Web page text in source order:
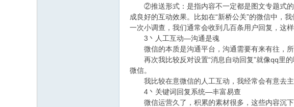
②推送形式：是指内容不一定都是图文专题式的
成良好的互动效果。比如在“新桥公关”的微信中，
一次小调查，我们通常会收到几百条用户回复，这
3丶人工互动—沟通是魂
微信的本质是沟通平台，沟通需要有来有往，所
再次我比较反对设置“消息自动回复”就像qq里的
微信。
我比较在意微信的人工互动，我经常会有意去主
4丶关键词回复系统—丰富易查
微信运营久了，积累的素材很多，这些内容沉下